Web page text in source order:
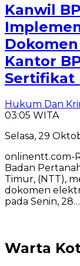
Kanwil
Kantor
Sertifikat
Hukum Dan
03:05 WITA
Selasa, 29
onlinentt.com-
Badan
Timur, (NTT),
dokomen
pada Senin, 28…
Warta